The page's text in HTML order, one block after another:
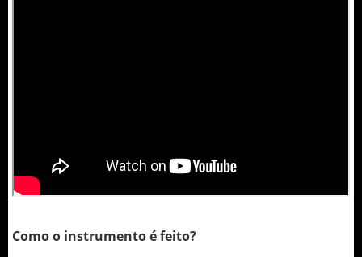
Como o instrumento é feito?